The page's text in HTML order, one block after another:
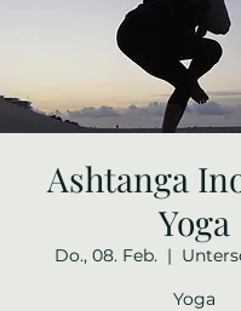
Ashtanga
Yoga
Do., 08. Feb.
  |
Yoga